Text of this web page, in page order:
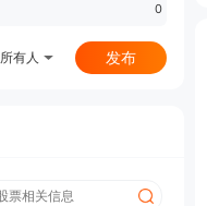
0
所有人 发布